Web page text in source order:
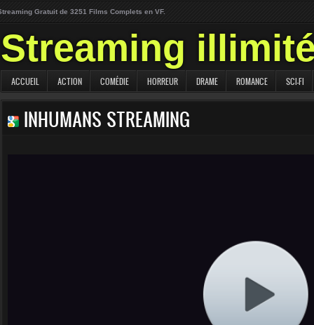
Gratuit de 3251 Films Complets en VF.
Streaming
ACCUEIL ACTION COMÉDIE HORREUR DRAME ROMANCE SCI-FI
INHUMANS STREAMING